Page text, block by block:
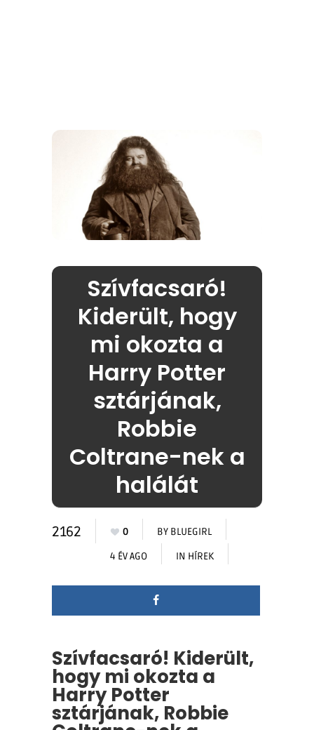
Szívfacsaró!
Kiderült, hogy
mi okozta a
Harry Potter
sztárjának,
Robbie
Coltrane-nek a
halálát
2162 0 BY BLUEGIRL
4 ÉV AGO IN HÍREK
Szívfacsaró! Kiderült,
hogy mi okozta a
Harry Potter
sztárjának, Robbie